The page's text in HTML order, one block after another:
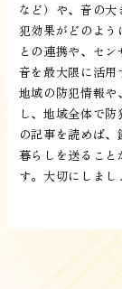
など）や、音の
犯効果がどのよ
との連携や、セ
音を最大限に活用
地域の防犯情報
し、地域全体で
の記事を読めば
暮らしを送るこ
す。大切にしまし